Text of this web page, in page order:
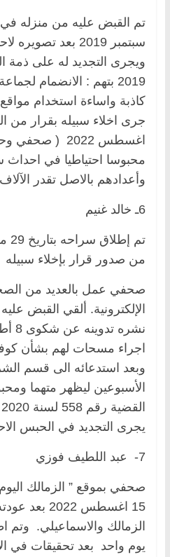
سبتمبر 2019 بعد
2019 بتهم : الانضمام
كاذبة واساءة استخدام
وأعدادهم بالاصل تقدر
6ـ خالد غنيم
من صدور قرار بإخلاء سبيله
صحفي عمل بالعديد من
نشره
وبعد استدعائه الى قسم
الأسبوعين ليظهر متهما
يجرى التجديد في الحبس
7- عبد اللطيف فوزي
صحفي بموقع ” الزمالك
15 اغسطس
الزمالك والاسماعيلي. وتم
يوم واحد بعد تحقيقات في